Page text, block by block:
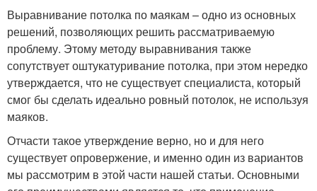
Выравнивание потолка по маякам – одно из основных
решений, позволяющих решить рассматриваемую
проблему. Этому методу выравнивания также
сопутствует оштукатуривание потолка, при этом нередко
утверждается, что не существует специалиста, который
смог бы сделать идеально ровный потолок, не используя
маяков.
Отчасти такое утверждение верно, но и для него
существует опровержение, и именно один из вариантов
мы рассмотрим в этой части нашей статьи. Основными